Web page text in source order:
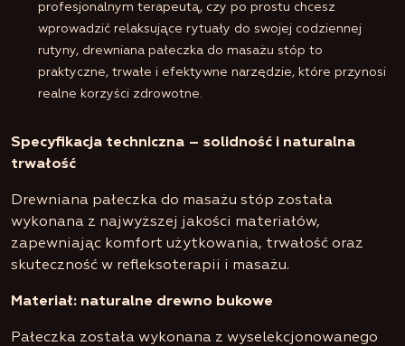
profesjonalnym terapeutą, czy po prostu chcesz
wprowadzić relaksujące rytuały do swojej codziennej
rutyny, drewniana pałeczka do masażu stóp to
praktyczne, trwałe i efektywne narzędzie, które przynosi
realne korzyści zdrowotne.
Specyfikacja techniczna – solidność i naturalna
trwałość
Drewniana pałeczka do masażu stóp została
wykonana z najwyższej jakości materiałów,
zapewniając komfort użytkowania, trwałość oraz
skuteczność w refleksoterapii i masażu.
Materiał: naturalne drewno bukowe
Pałeczka została wykonana z wyselekcjonowanego